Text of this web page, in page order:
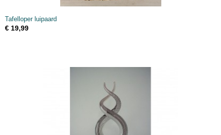
Tafelloper luipaard
€ 19,99